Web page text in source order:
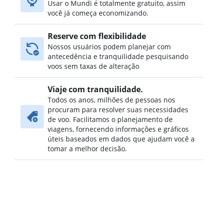
Usar o Mundi é totalmente gratuito, assim
você já começa economizando.
Reserve com flexibilidade
Nossos usuários podem planejar com
antecedência e tranquilidade pesquisando
voos sem taxas de alteração
Viaje com tranquilidade.
Todos os anos, milhões de pessoas nos
procuram para resolver suas necessidades
de voo. Facilitamos o planejamento de
viagens, fornecendo informações e gráficos
úteis baseados em dados que ajudam você a
tomar a melhor decisão.